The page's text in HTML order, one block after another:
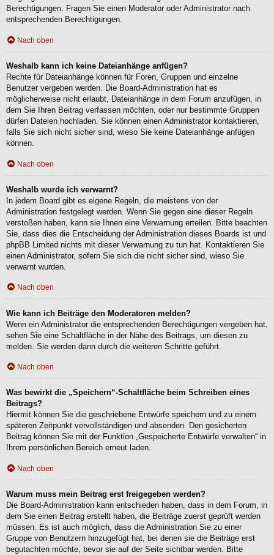
Berechtigungen. Fragen Sie einen Moderator oder Administrator nach
entsprechenden Berechtigungen.
Nach oben
Weshalb kann ich keine Dateianhänge anfügen?
Rechte für Dateianhänge können für Foren, Gruppen und einzelne
Benutzer vergeben werden. Die Board-Administration hat es
möglicherweise nicht erlaubt, Dateianhänge in dem Forum anzufügen, in
dem Sie Ihren Beitrag verfassen möchten, oder nur bestimmte Gruppen
dürfen Dateien hochladen. Sie können einen Administrator kontaktieren,
falls Sie sich nicht sicher sind, wieso Sie keine Dateianhänge anfügen
können.
Nach oben
Weshalb wurde ich verwarnt?
In jedem Board gibt es eigene Regeln, die meistens von der
Administration festgelegt werden. Wenn Sie gegen eine dieser Regeln
verstoßen haben, kann sie Ihnen eine Verwarnung erteilen. Bitte beachten
Sie, dass dies die Entscheidung der Administration dieses Boards ist und
phpBB Limited nichts mit dieser Verwarnung zu tun hat. Kontaktieren Sie
einen Administrator, sofern Sie sich die nicht sicher sind, wieso Sie
verwarnt wurden.
Nach oben
Wie kann ich Beiträge den Moderatoren melden?
Wenn ein Administrator die entsprechenden Berechtigungen vergeben hat,
sehen Sie eine Schaltfläche in der Nähe des Beitrags, um diesen zu
melden. Sie werden dann durch die weiteren Schritte geführt.
Nach oben
Was bewirkt die „Speichern“-Schaltfläche beim Schreiben eines
Beitrags?
Hiermit können Sie die geschriebene Entwürfe speichern und zu einem
späteren Zeitpunkt vervollständigen und absenden. Den gesicherten
Beitrag können Sie mit der Funktion „Gespeicherte Entwürfe verwalten“ in
Ihrem persönlichen Bereich erneut laden.
Nach oben
Warum muss mein Beitrag erst freigegeben werden?
Die Board-Administration kann entschieden haben, dass in dem Forum, in
dem Sie einen Beitrag erstellt haben, die Beiträge zuerst geprüft werden
müssen. Es ist auch möglich, dass die Administration Sie zu einer
Gruppe von Benutzern hinzugefügt hat, bei denen sie die Beiträge erst
begutachten möchte, bevor sie auf der Seite sichtbar werden. Bitte